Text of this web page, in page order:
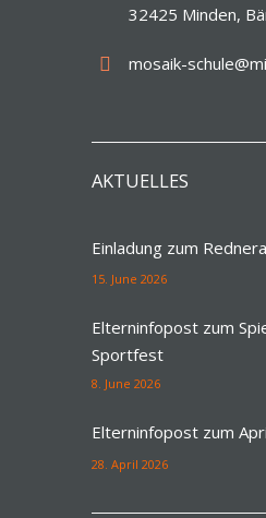
32425 Minden,
mosaik-
AKTUELLES
Einladung zum
15. June 2026
Elterninfopost zum
Sportfest
8. June 2026
Elterninfopost zum
28. April 2026